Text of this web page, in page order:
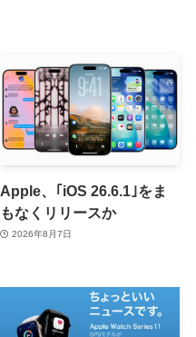
Apple、｢iOS 26.6.1｣をま
もなくリリースか
2026年8月7日